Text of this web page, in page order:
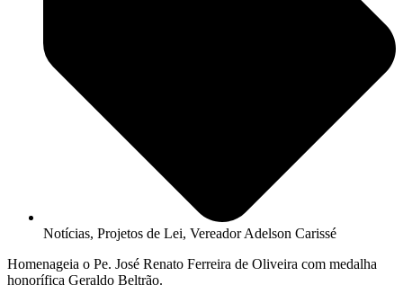
Notícias, Projetos de Lei, Vereador Adelson Carissé
Homenageia o Pe. José Renato Ferreira de Oliveira com medalha
honorífica Geraldo Beltrão.